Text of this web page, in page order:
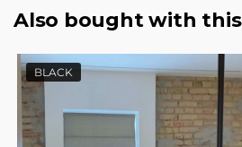
Also bought with
BLACK